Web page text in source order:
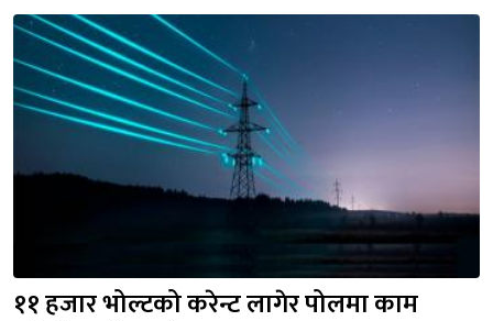
११ हजार भोल्टको करेन्ट लागेर पोलमा काम